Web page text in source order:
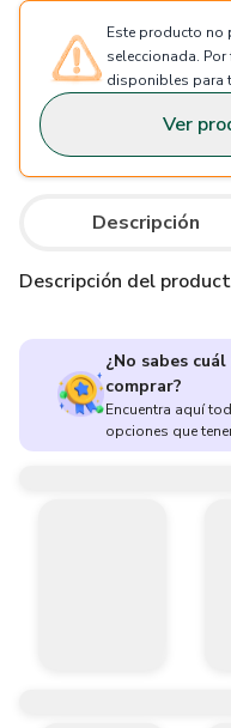
Este producto no
seleccionada.
disponibles para
Ver
Descripción
Descripción del
¿No sabes cuál
comprar?
Encuentra aquí
opciones que